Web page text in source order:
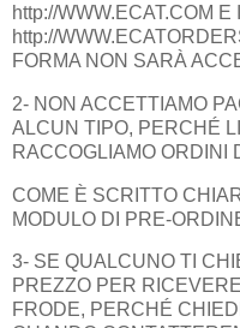
http://WWW.ECAT.COM E
http://
FORMA NON SARÀ
2- NON ACCETTIAMO
ALCUN TIPO, PERCHÉ
RACCOGLIAMO ORDINI
COME È SCRITTO
MODULO DI PRE-
3- SE QUALCUNO TI
PREZZO PER
FRODE, PERCHÉ